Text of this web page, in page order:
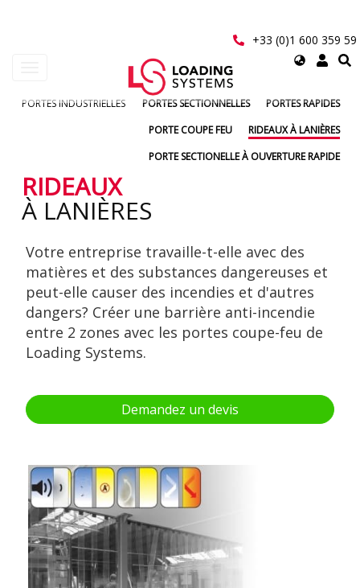
+33 (0)1 600 359 59
Select
menu
PORTES INDUSTRIELLES PORTES SECTIONNELLES
PORTES RAPIDES
PORTE COUPE FEU
RIDEAUX À LANIÈRES
PORTE SECTIONELLE À OUVERTURE RAPIDE
RIDEAUX
À LANIÈRES
Votre entreprise travaille-t-elle avec des
matières et des substances dangereuses et
peut-elle causer des incendies et d'autres
dangers? Créer une barrière anti-incendie
entre 2 zones avec les portes coupe-feu de
Loading Systems.
Demandez un devis